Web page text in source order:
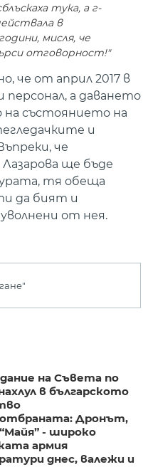
тука, а г-
в
мисля, че
отговорност!"
че от април 2017 в
а даването
на състоянието на
и
че
ще бъде
тя обеща
да бият и
от нея.
на Съвета по
в българското
Дронът,
- широко
армия
днес, валежи и